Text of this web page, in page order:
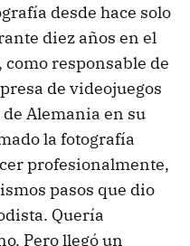
desde hace solo
diez años en el
responsable de
de videojuegos
Alemania en su
la fotografía
profesionalmente,
pasos que dio
Quería
Pero llegó un